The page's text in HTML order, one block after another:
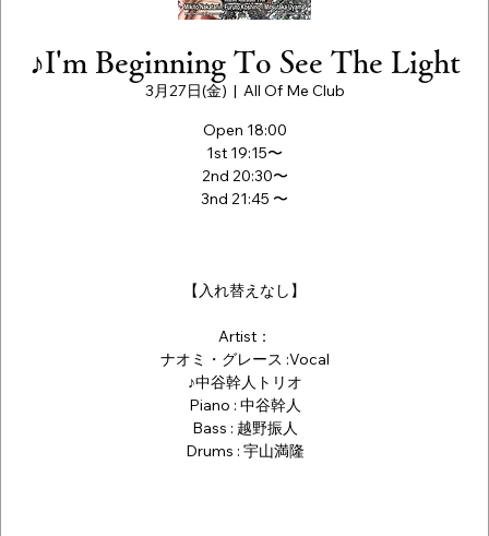
♪I'm Beginning To See The Light
3月27日(金)
  |
All Of Me Club
Open 18:00
1st 19:15〜
2nd 20:30〜
3nd 21:45 〜
【入れ替えなし】
Artist：
ナオミ・グレース :Vocal
♪中谷幹人トリオ
Piano : 中谷幹人
Bass : 越野振人
Drums : 宇山満隆